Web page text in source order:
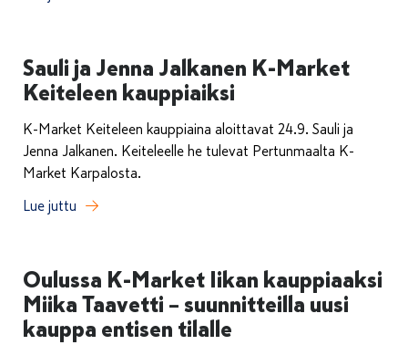
Sauli ja Jenna Jalkanen K-Market
Keiteleen kauppiaiksi
K-Market Keiteleen kauppiaina aloittavat 24.9. Sauli ja
Jenna Jalkanen. Keiteleelle he tulevat Pertunmaalta K-
Market Karpalosta.
Lue juttu
Oulussa K-Market Iikan kauppiaaksi
Miika Taavetti – suunnitteilla uusi
kauppa entisen tilalle